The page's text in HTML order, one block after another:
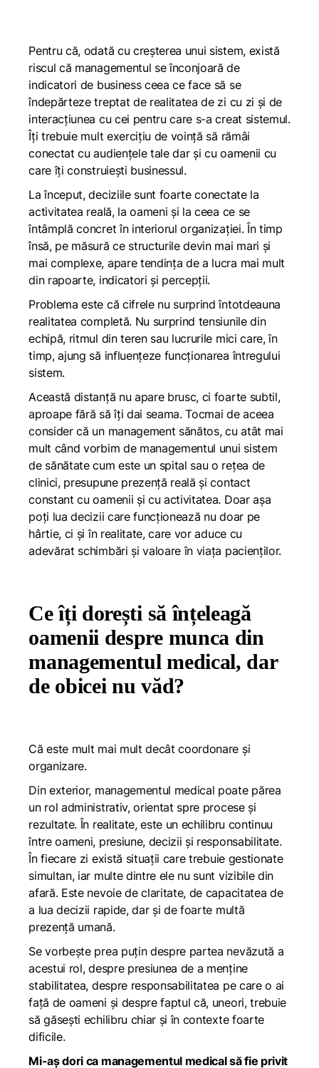
Pentru că, odată cu creșterea unui sistem, există
riscul că managementul se înconjoară de
indicatori de business ceea ce face să se
îndepărteze treptat de realitatea de zi cu zi și de
interacțiunea cu cei pentru care s-a creat sistemul.
Îți trebuie mult exercițiu de voință să rămâi
conectat cu audiențele tale dar și cu oamenii cu
care îți construiești businessul.
La început, deciziile sunt foarte conectate la
activitatea reală, la oameni și la ceea ce se
întâmplă concret în interiorul organizației. În timp
însă, pe măsură ce structurile devin mai mari și
mai complexe, apare tendința de a lucra mai mult
din rapoarte, indicatori și percepții.
Problema este că cifrele nu surprind întotdeauna
realitatea completă. Nu surprind tensiunile din
echipă, ritmul din teren sau lucrurile mici care, în
timp, ajung să influențeze funcționarea întregului
sistem.
Această distanță nu apare brusc, ci foarte subtil,
aproape fără să îți dai seama. Tocmai de aceea
consider că un management sănătos, cu atât mai
mult când vorbim de managementul unui sistem
de sănătate cum este un spital sau o rețea de
clinici, presupune prezență reală și contact
constant cu oamenii și cu activitatea. Doar așa
poți lua decizii care funcționează nu doar pe
hârtie, ci și în realitate, care vor aduce cu
adevărat schimbări și valoare în viața pacienților.
Ce îți dorești să înțeleagă
oamenii despre munca din
managementul medical, dar
de obicei nu văd?
Că este mult mai mult decât coordonare și
organizare.
Din exterior, managementul medical poate părea
un rol administrativ, orientat spre procese și
rezultate. În realitate, este un echilibru continuu
între oameni, presiune, decizii și responsabilitate.
În fiecare zi există situații care trebuie gestionate
simultan, iar multe dintre ele nu sunt vizibile din
afară. Este nevoie de claritate, de capacitatea de
a lua decizii rapide, dar și de foarte multă
prezență umană.
Se vorbește prea puțin despre partea nevăzută a
acestui rol, despre presiunea de a menține
stabilitatea, despre responsabilitatea pe care o ai
față de oameni și despre faptul că, uneori, trebuie
să găsești echilibru chiar și în contexte foarte
dificile.
Mi-aș dori ca managementul medical să fie privit